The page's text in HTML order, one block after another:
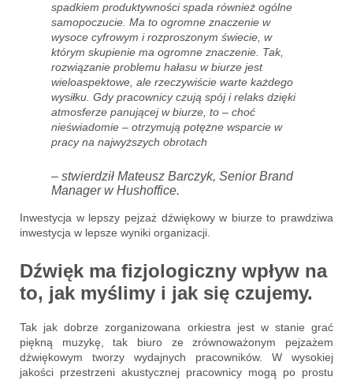
spadkiem produktywności spada również ogólne
samopoczucie. Ma to ogromne znaczenie w
wysoce cyfrowym i rozproszonym świecie, w
którym skupienie ma ogromne znaczenie. Tak,
rozwiązanie problemu hałasu w biurze jest
wieloaspektowe, ale rzeczywiście warte każdego
wysiłku. Gdy pracownicy czują spój i relaks dzięki
atmosferze panującej w biurze, to – choć
nieświadomie – otrzymują potężne wsparcie w
pracy na najwyższych obrotach
– stwierdził Mateusz Barczyk, Senior Brand
Manager w Hushoffice.
Inwestycja w lepszy pejzaż dźwiękowy w biurze to prawdziwa
inwestycja w lepsze wyniki organizacji.
Dźwięk ma fizjologiczny wpływ na
to, jak myślimy i jak się czujemy.
Tak jak dobrze zorganizowana orkiestra jest w stanie grać
piękną muzykę, tak biuro ze zrównoważonym pejzażem
dźwiękowym tworzy wydajnych pracowników. W wysokiej
jakości przestrzeni akustycznej pracownicy mogą po prostu